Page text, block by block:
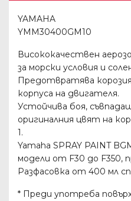
YAMAHA
YMM30400GM10
Висококачествен
за морски условия и
Предотвратява
корпуса на двигателя.
Устойчива боя,
оригиналния цвят на
1.
Yamaha SPRAY PAINT
модели от F30 до F350,
Разфасовка от 400 мл
* Преди употреба